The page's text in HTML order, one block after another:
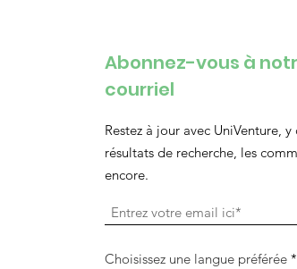
Abonnez-vous à
courriel
Restez à jour avec UniVenture,
résultats de recherche, les
encore.
Choisissez une langue préférée